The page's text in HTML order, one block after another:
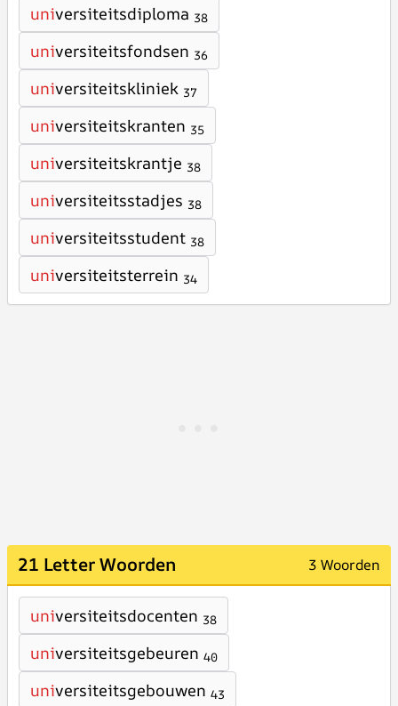
universiteitsdiploma 38
universiteitsfondsen 36
universiteitskliniek 37
universiteitskranten 35
universiteitskrantje 38
universiteitsstadjes 38
universiteitsstudent 38
universiteitsterrein 34
21 Letter Woorden 3 Woorden
universiteitsdocenten 38
universiteitsgebeuren 40
universiteitsgebouwen 43